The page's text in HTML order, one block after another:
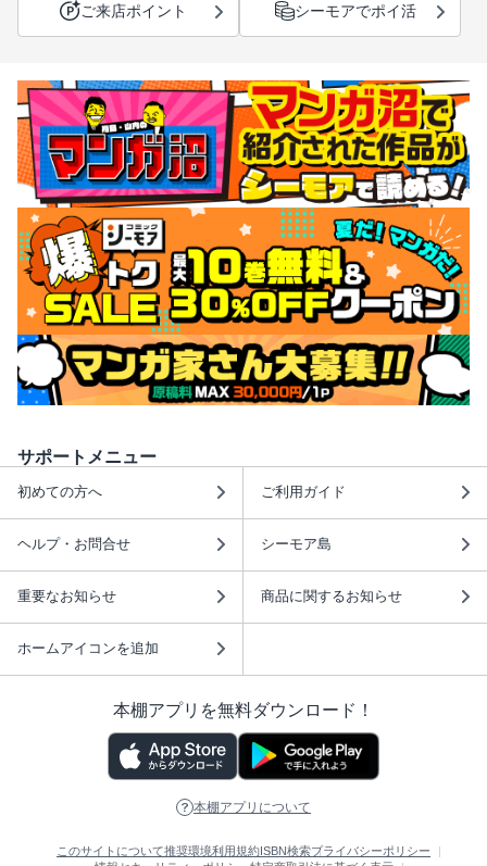
ご来店ポイント シーモアでポイ活
サポートメニュー
初めての方へ ご利用ガイド
ヘルプ・お問合せ シーモア島
重要なお知らせ 商品に関するお知らせ
ホームアイコンを追加
本棚アプリを無料ダウンロード！
本棚アプリについて
このサイトについて推奨環境利用規約 ISBN検索プライバシーポリシー